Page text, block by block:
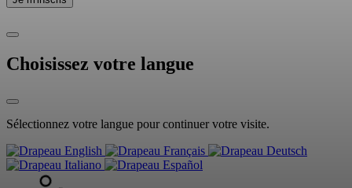
Choisissez votre langue
Sélectionnez votre langue pour continuer votre visite.